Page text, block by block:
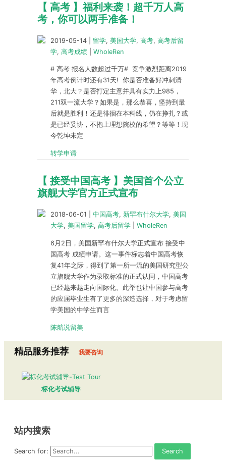
【 高考 】福利来袭！超千万人高
考，你可以两手准备！
2019-05-14 留学, 美国大学, 高考, 高考后留
学, 高考成绩 WholeRen
# 高考 报名人数超过千万# 竞争激烈距离2019
年高考倒计时还有31天! 你是否准备好冲刺清
华，北大？是否打定主意并具有实力上985，
211双一流大学？如果是，那么恭喜，坚持到最
后就是胜利！还是徘徊在本科线，仍在挣扎？或
是已经妥协，不抱上理想院校的希望？等等！现
今乾坤未定
转学申请
【 接受中国高考 】美国首个公立
旗舰大学官方正式宣布
2018-06-01 中国高考, 新罕布什尔大学, 美国
大学, 美国留学, 高考后留学 WholeRen
6月2日，美国新罕布什尔大学正式宣布 接受中
国高考 成绩申请。这一事件标志着中国高考恢
复41年之际，得到了第一所一流的美国研究型公
立旗舰大学作为录取标准的正式认同，中国高考
已经越来越走向国际化。此举也让中国参与高考
的应届毕业生有了更多的深造选择，对于考虑留
学美国的中学生而言
陈航说留美
精品服务推荐 我要咨询
标化考试辅导
站内搜索
Search for: